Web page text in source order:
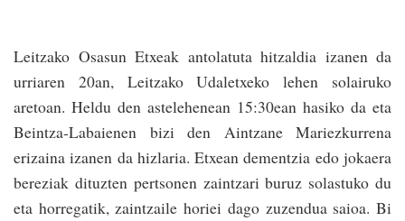
Leitzako Osasun Etxeak antolatuta hitzaldia izanen da
urriaren 20an, Leitzako Udaletxeko lehen solairuko
aretoan. Heldu den astelehenean 15:30e­an hasiko da eta
Bein­tza-Labaienen bizi den Ain­tzane Mariezkurrena
erizaina izanen da hizlaria. Etxean dementzia edo jokaera
bereziak dituzten per­tsonen zain­tzari buruz solastuko du
eta ho­rregatik, zain­tzaile horiei dago zuzendua saioa. Bi